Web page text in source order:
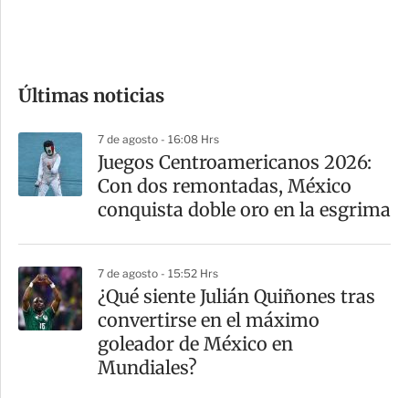
m
a
r
t
Últimas noticias
7 de agosto - 16:08 Hrs
Juegos Centroamericanos 2026:
Con dos remontadas, México
conquista doble oro en la esgrima
7 de agosto - 15:52 Hrs
¿Qué siente Julián Quiñones tras
convertirse en el máximo
goleador de México en
Mundiales?